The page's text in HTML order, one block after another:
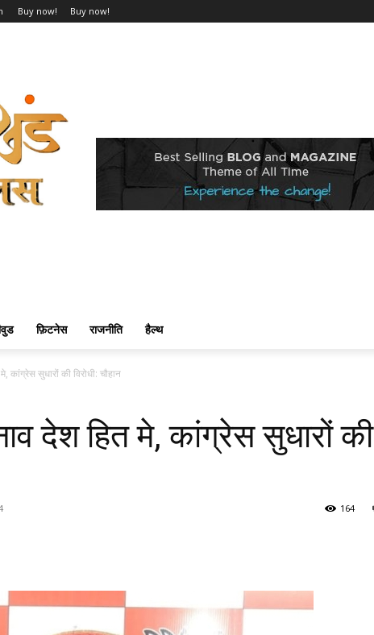
Buy now! Buy now!
फ़िटनेस राजनीति हैल्थ
सुधारों की विरोधी: चौहान
देश हित मे, कांग्रेस सुधारों की
164